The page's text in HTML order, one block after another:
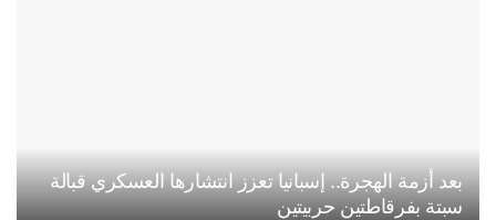
بعد أزمة الهجرة.. إسبانيا تعزز انتشارها العسكري قبالة
سبتة بفرقاطتين حربيتين